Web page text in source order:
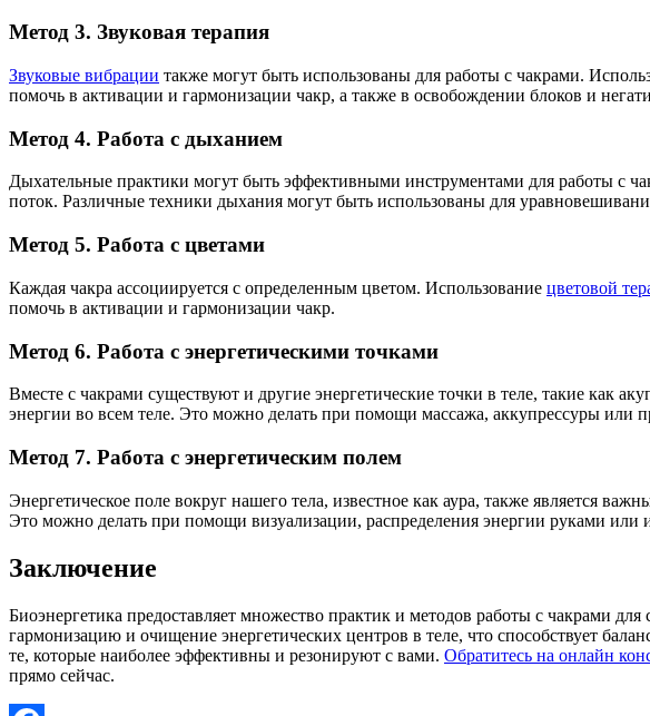
Метод 3. Звуковая терапия
Звуковые вибрации также могут быть использованы для работы с чакрами.
помочь в активации и гармонизации чакр, а также в освобождении блоков и
Метод 4. Работа с дыханием
Дыхательные практики могут быть эффективными инструментами для работы с
поток. Различные техники дыхания могут быть использованы для
Метод 5. Работа с цветами
Каждая чакра ассоциируется с определенным цветом. Использование цветовой
помочь в активации и гармонизации чакр.
Метод 6. Работа с энергетическими точками
Вместе с чакрами существуют и другие энергетические точки в теле, такие как
энергии во всем теле. Это можно делать при помощи массажа, аккупрессуры или
Метод 7. Работа с энергетическим полем
Энергетическое поле вокруг нашего тела, известное как аура, также является
Это можно делать при помощи визуализации, распределения энергии руками
Заключение
Биоэнергетика предоставляет множество практик и методов работы с чакрами
гармонизацию и очищение энергетических центров в теле, что способствует
те, которые наиболее эффективны и резонируют с вами. Обратитесь на онлайн
прямо сейчас.